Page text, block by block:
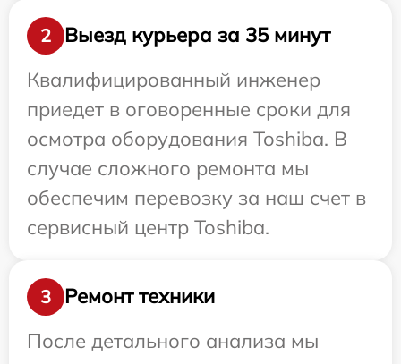
2
Выезд курьера за 35 минут
Квалифицированный инженер
приедет в оговоренные сроки для
осмотра оборудования Toshiba. В
случае сложного ремонта мы
обеспечим перевозку за наш счет в
сервисный центр Toshiba.
3
Ремонт техники
После детального анализа мы